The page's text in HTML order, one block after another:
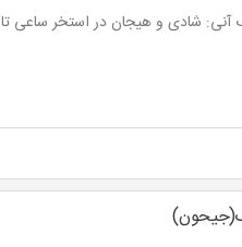
و هیجان در استخر ساعی تا 50% تخفیف و پرداخت از 10,000 تومان